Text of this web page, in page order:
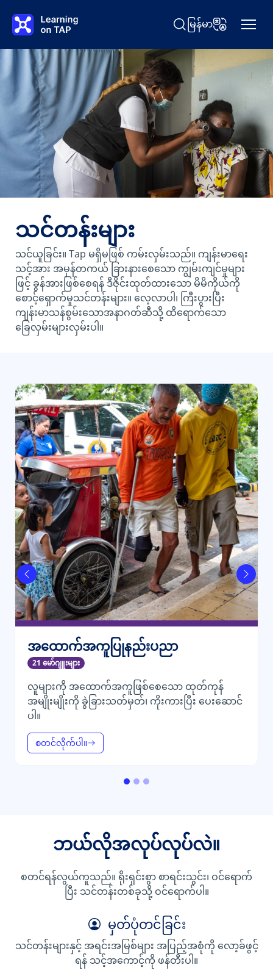
ရှာရန် Learning on TAP
မြန်မာဘာသာစကားပြေ
သင်တန်းများ
သင်ယူခြင်း။ Tap မရှိမဖြစ် ကမ်းလှမ်းသည်။ ကျန်းမာရေး
သင့်အား အမှန်တကယ် ခြားနားစေသော ကျွမ်းကျင်မှုများ
ဖြင့် ခွန်အားဖြစ်စေရန် ဒီဇိုင်းထုတ်ထားသော မိမိကိုယ်ကို
စောင့်ရှောက်မှုသင်တန်းများ။ လေ့လာပါ၊ ကြီးပွားပြီး
ကျန်းမာသန်စွမ်းသောအနာဂတ်ဆီသို့ ထိရောက်သော
ခြေလှမ်းများလှမ်းပါ။
အရင် နောက်
အထောက်အကူပြုနည်းပညာ
21 မော်ဂျူးများ
လူများကို အထောက်အကူဖြစ်စေသော ထုတ်ကုန်
အမျိုးမျိုးကို ခွဲခြားသတ်မှတ်၊ ကိုးကားပြီး ပေးဆောင်
ပါ။
စတင်လိုက်ပါ။
ဘယ်လိုအလုပ်လုပ်လဲ။
စတင်ရန်လွယ်ကူသည်။ ရိုးရှင်းစွာ စာရင်းသွင်း၊ ဝင်ရောက်
ပြီး သင်တန်းတစ်ခုသို့ ဝင်ရောက်ပါ။
မှတ်ပုံတင်ခြင်း
သင်တန်းများနှင့် အရင်းအမြစ်များ အပြည့်အစုံကို လော့ခ်ဖွင့်
ရန် သင့်အကောင့်ကို ဖန်တီးပါ။